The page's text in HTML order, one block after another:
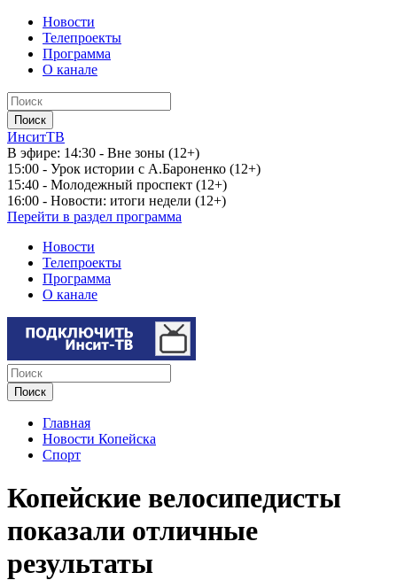
Новости
Телепроекты
Программа
О канале
ИнситТВ
В эфире: 14:30 - Вне зоны (12+)
15:00 - Урок истории с А.Бароненко (12+)
15:40 - Молодежный проспект (12+)
16:00 - Новости: итоги недели (12+)
Перейти в раздел программа
Новости
Телепроекты
Программа
О канале
Главная
Новости Копейска
Спорт
Копейские велосипедисты
показали отличные
результаты